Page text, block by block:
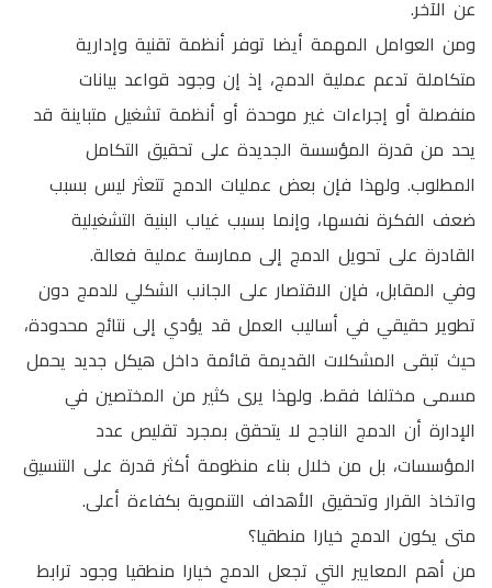
عن الآخر.
ومن العوامل المهمة أيضا توفر أنظمة تقنية وإدارية
متكاملة تدعم عملية الدمج، إذ إن وجود قواعد بيانات
منفصلة أو إجراءات غير موحدة أو أنظمة تشغيل متباينة قد
يحد من قدرة المؤسسة الجديدة على تحقيق التكامل
المطلوب. ولهذا فإن بعض عمليات الدمج تتعثر ليس بسبب
ضعف الفكرة نفسها، وإنما بسبب غياب البنية التشغيلية
القادرة على تحويل الدمج إلى ممارسة عملية فعالة.
وفي المقابل، فإن الاقتصار على الجانب الشكلي للدمج دون
تطوير حقيقي في أساليب العمل قد يؤدي إلى نتائج محدودة،
حيث تبقى المشكلات القديمة قائمة داخل هيكل جديد يحمل
مسمى مختلفا فقط. ولهذا يرى كثير من المختصين في
الإدارة أن الدمج الناجح لا يتحقق بمجرد تقليص عدد
المؤسسات، بل من خلال بناء منظومة أكثر قدرة على التنسيق
واتخاذ القرار وتحقيق الأهداف التنموية بكفاءة أعلى.
متى يكون الدمج خيارا منطقيا؟
من أهم المعايير التي تجعل الدمج خيارا منطقيا وجود ترابط